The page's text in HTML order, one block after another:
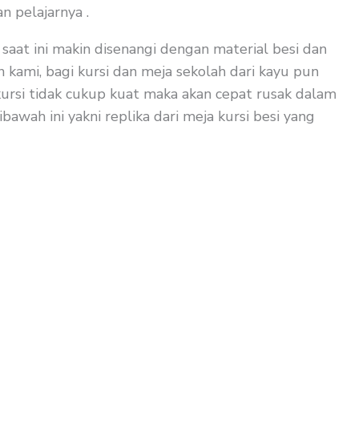
pelajarnya .
ini makin disenangi dengan material besi dan
bagi kursi dan meja sekolah dari kayu pun
tidak cukup kuat maka akan cepat rusak dalam
ini yakni replika dari meja kursi besi yang